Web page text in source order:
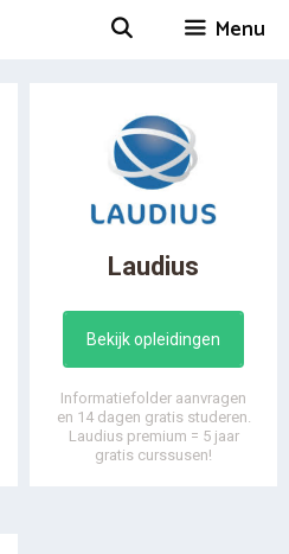
Menu
Laudius
Bekijk opleidingen
Informatiefolder aanvragen
en 14 dagen gratis studeren.
Laudius premium = 5 jaar
gratis curssusen!